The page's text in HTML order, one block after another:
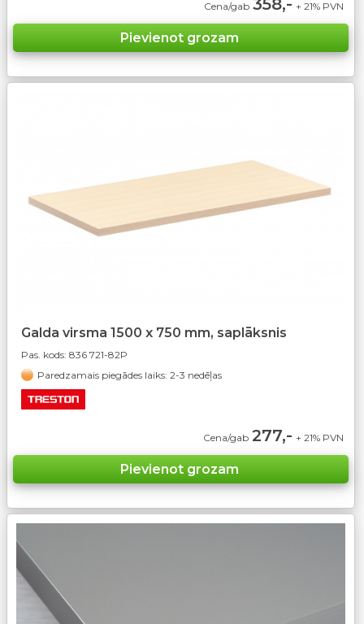
Cena/gab 358,- + 21% PVN
Galda virsma 1500 x 750 mm, saplāksnis
Pas. kods: 836 721-82P
Paredzamais piegādes laiks: 2-3 nedēļas
Cena/gab 277,- + 21% PVN